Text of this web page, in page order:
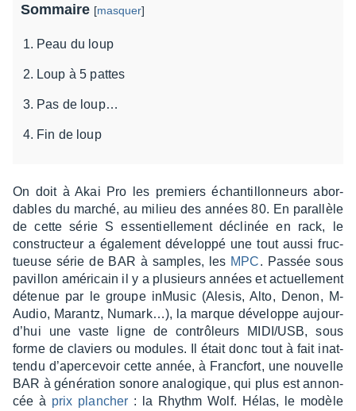
Sommaire [masquer]
Peau du loup
Loup à 5 pattes
Pas de loup…
Fin de loup
On doit à Akai Pro les premiers échan­tillon­neurs abor­
dables du marché, au milieu des années 80. En paral­lèle
de cette série S essen­tiel­le­ment décli­née en rack, le
construc­teur a égale­ment déve­loppé une tout aussi fruc­
tueuse série de BAR à samples, les MPC. Passée sous
pavillon améri­cain il y a plusieurs années et actuel­le­ment
déte­nue par le groupe inMu­sic (Alesis, Alto, Denon, M-
Audio, Marantz, Numark…), la marque déve­loppe aujour­
d’hui une vaste ligne de contrô­leurs MIDI/USB, sous
forme de claviers ou modules. Il était donc tout à fait inat­
tendu d’aper­ce­voir cette année, à Franc­fort, une nouvelle
BAR à géné­ra­tion sonore analo­gique, qui plus est annon­
cée à prix plan­cher : la Rhythm Wolf. Hélas, le modèle